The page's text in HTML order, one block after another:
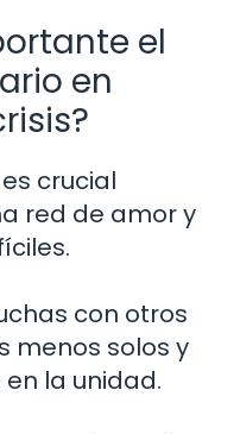
el
en
crucial
red de amor y
con otros
menos solos y
la unidad.